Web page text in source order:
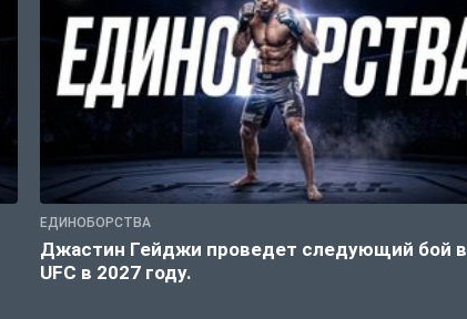
ЕДИНОБОРСТВА
Джастин Гейджи проведет следующий бой в
UFC в 2027 году.